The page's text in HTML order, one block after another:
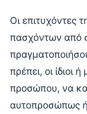
Οι επιτυχόντες
πασχόντων από
πρέπει, οι ίδιοι
προσώπου, να
αυτοπροσώπως